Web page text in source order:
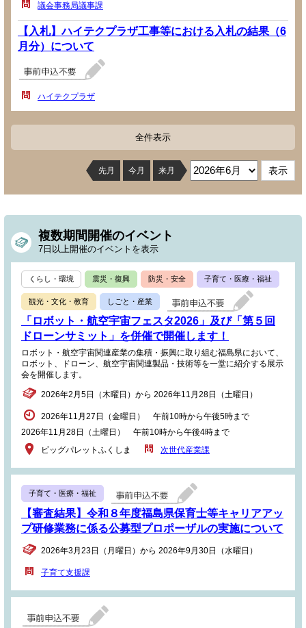
議会事務局議事課
【入札】ハイテクプラザ工事等における入札の結果（6
月分）について
ハイテクプラザ
全件表示
先月 今月 来月
複数期間開催のイベント
7日以上開催のイベントを表示
くらし・環境 震災・復興 防災・安全 子育て・医療・福祉
観光・文化・教育 しごと・産業
「ロボット・航空宇宙フェスタ2026」及び「第５回
ドローンサミット」を併催で開催します！
ロボット・航空宇宙関連産業の集積・振興に取り組む福島県において、
ロボット、ドローン、航空宇宙関連製品・技術等を一堂に紹介する展示
会を開催します。
2026年2月5日（木曜日）から 2026年11月28日（土曜日）
2026年11月27日（金曜日） 午前10時から午後5時まで
2026年11月28日（土曜日） 午前10時から午後4時まで
ビッグパレットふくしま
次世代産業課
子育て・医療・福祉
【審査結果】令和８年度福島県保育士等キャリアアッ
プ研修業務に係る公募型プロポーザルの実施について
2026年3月23日（月曜日）から 2026年9月30日（水曜日）
子育て支援課